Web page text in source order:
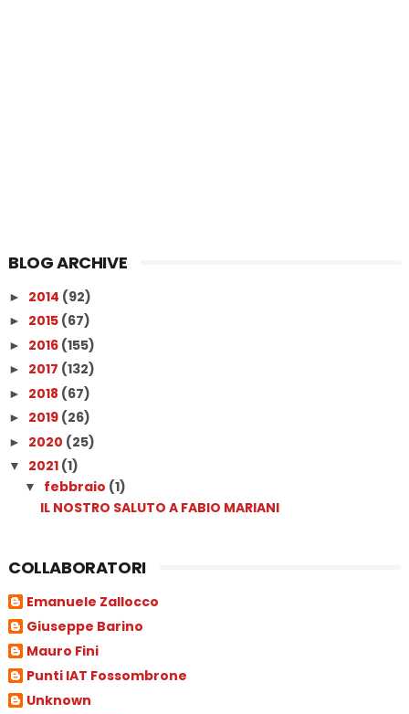
BLOG ARCHIVE
► 2014 (92)
► 2015 (67)
► 2016 (155)
► 2017 (132)
► 2018 (67)
► 2019 (26)
► 2020 (25)
▼ 2021 (1)
▼ febbraio (1)
IL NOSTRO SALUTO A FABIO MARIANI
COLLABORATORI
Emanuele Zallocco
Giuseppe Barino
Mauro Fini
Punti IAT Fossombrone
Unknown